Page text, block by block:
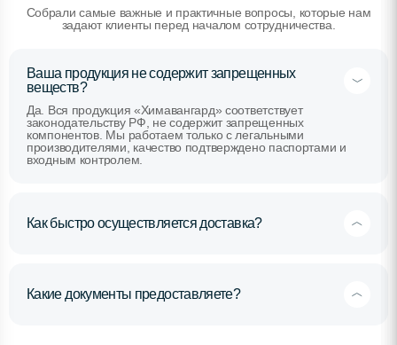
Собрали самые важные и практичные вопросы, которые нам
задают клиенты перед началом сотрудничества.
Ваша продукция не содержит запрещенных
веществ?
Да. Вся продукция «Химавангард» соответствует
законодательству РФ, не содержит запрещенных
компонентов. Мы работаем только с легальными
производителями, качество подтверждено паспортами и
входным контролем.
Как быстро осуществляется доставка?
Какие документы предоставляете?